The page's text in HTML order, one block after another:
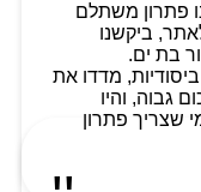
פתרון משתלם
ביקשנו
בת ים.
מדדו את
גבוה, והיו
שצריך פתרון